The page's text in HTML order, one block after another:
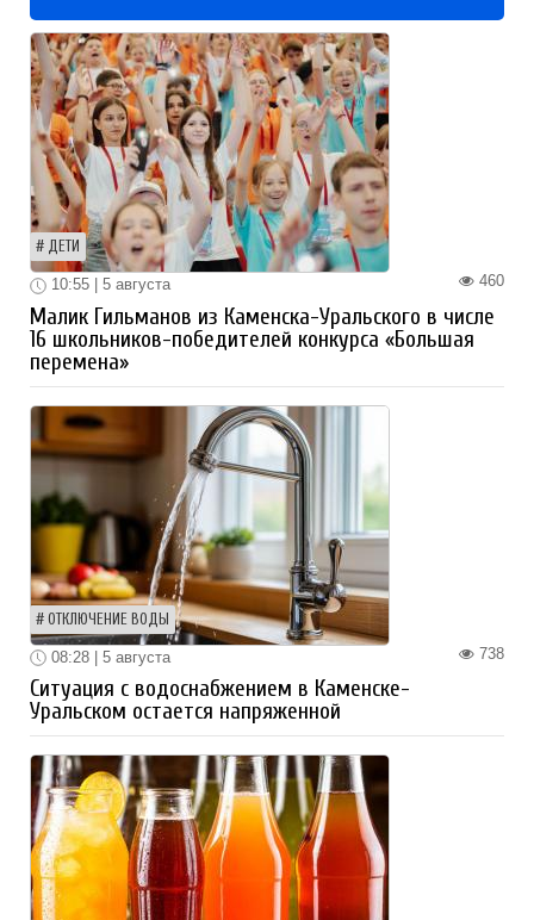
ДЕТИ
460
10:55 | 5 августа
Малик Гильманов из Каменска-Уральского в числе
16 школьников-победителей конкурса «Большая
перемена»
ОТКЛЮЧЕНИЕ ВОДЫ
738
08:28 | 5 августа
Ситуация с водоснабжением в Каменске-
Уральском остается напряженной